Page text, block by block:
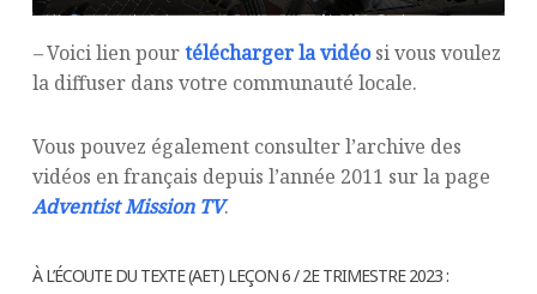
–Voici lien pourtélécharger la vidéosi vous voulez
la diffuser dans votre communauté locale.
Vous pouvez également consulter l’archive des
vidéos en français depuis l’année 2011 sur la page
Adventist Mission TV.
À L’ÉCOUTE DU TEXTE (AET) LEÇON 6 / 2E TRIMESTRE 2023 :